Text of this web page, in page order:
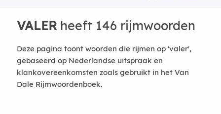
VALERheeft 146 rijmwoorden
Deze pagina toont woorden die rijmen op 'valer',
gebaseerd op Nederlandse uitspraak en
klankovereenkomsten zoals gebruikt in het Van
Dale Rijmwoordenboek.